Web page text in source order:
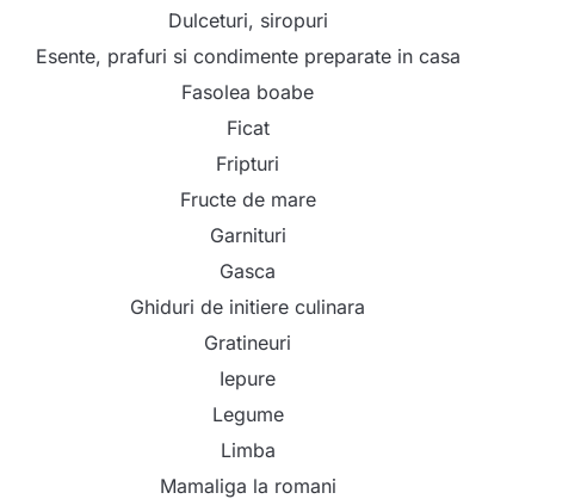
Dulceturi, siropuri
Esente, prafuri si condimente preparate in casa
Fasolea boabe
Ficat
Fripturi
Fructe de mare
Garnituri
Gasca
Ghiduri de initiere culinara
Gratineuri
Iepure
Legume
Limba
Mamaliga la romani